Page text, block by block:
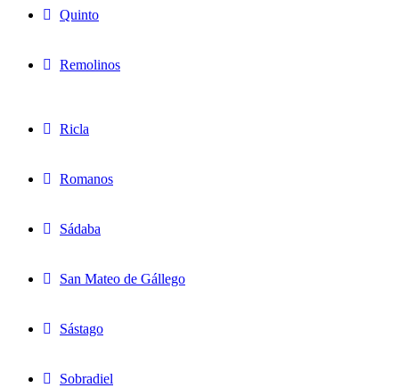
Quinto
Remolinos
Ricla
Romanos
Sádaba
San Mateo de Gállego
Sástago
Sobradiel